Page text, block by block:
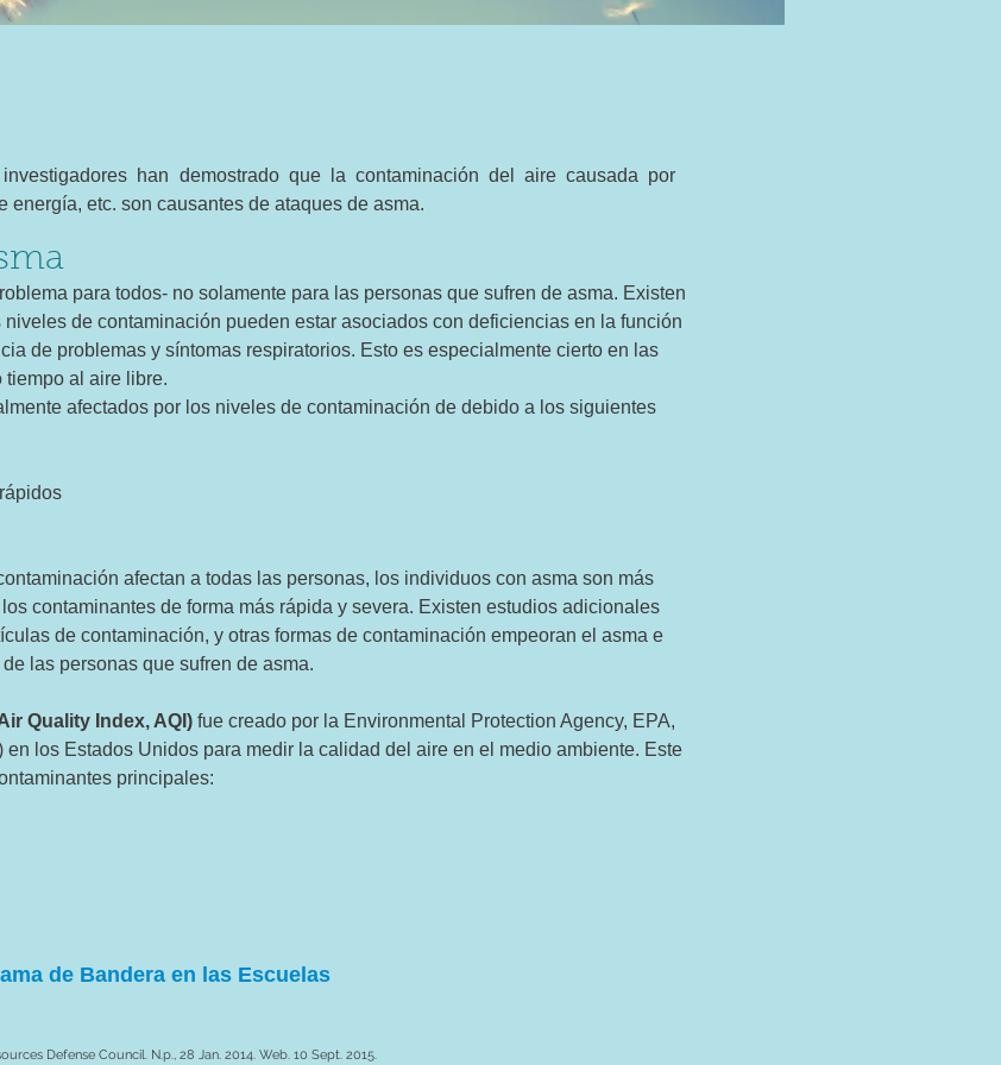
han demostrado que la contaminación del aire causada por
energía, etc. son causantes de ataques de asma.
para todos- no solamente para las personas que sufren de asma. Existen
de contaminación pueden estar asociados con deficiencias en la función
de problemas y síntomas respiratorios. Esto es especialmente cierto en las
tiempo al aire libre.
afectados por los niveles de contaminación de debido a los siguientes
afectan a todas las personas, los individuos con asma son más
contaminantes de forma más rápida y severa. Existen estudios adicionales
de contaminación, y otras formas de contaminación empeoran el asma e
las personas que sufren de asma.
Quality Index, AQI) fue creado por la Environmental Protection Agency, EPA,
en los Estados Unidos para medir la calidad del aire en el medio ambiente. Este
principales:
de Bandera en las Escuelas
Defense Council. N.p., 28 Jan. 2014. Web. 10 Sept. 2015.